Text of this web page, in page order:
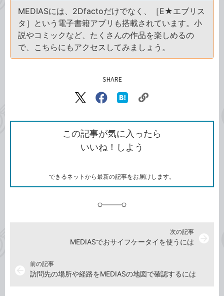
MEDIASには、2Dfactoだけでなく、［E★エブリス
タ］という電子書籍アプリも搭載されています。小
説やコミックなど、たくさんの作品を楽しめるの
で、こちらにもアクセスしてみましょう。
SHARE
X（旧
で
シ
ェ
ア
Facebook
シ
ェ
ア
な
ブ
ッ
ク
ク
ク
を
コ
この記事が気に入ったら
いいね！しよう
できるネットから最新の記事をお届けします。
前の記事
訪問先の場所や経路をMEDIASの地図で確認するには
次の記事
MEDIASでおサイフケータイを使うには